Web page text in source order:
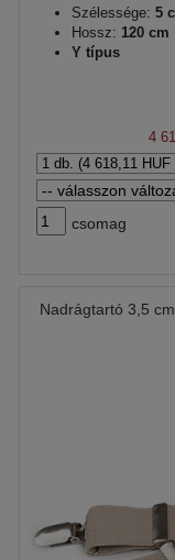
Szélessége: 5
Hossz: 120 cm
Y típus
4
csomag
Nadrágtartó 3,5